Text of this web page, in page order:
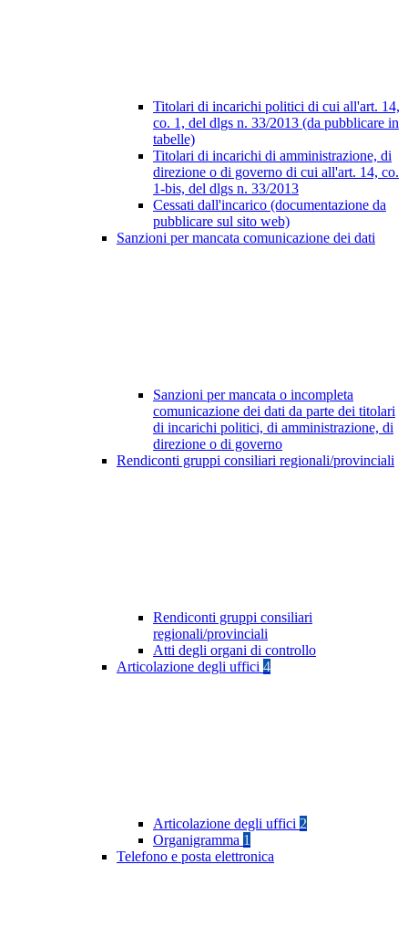
Titolari di incarichi politici di cui all'art. 14,
co. 1, del dlgs n. 33/2013 (da pubblicare in
tabelle)
Titolari di incarichi di amministrazione, di
direzione o di governo di cui all'art. 14, co.
1-bis, del dlgs n. 33/2013
Cessati dall'incarico (documentazione da
pubblicare sul sito web)
Sanzioni per mancata comunicazione dei dati
Sanzioni per mancata o incompleta
comunicazione dei dati da parte dei titolari
di incarichi politici, di amministrazione, di
direzione o di governo
Rendiconti gruppi consiliari regionali/provinciali
Rendiconti gruppi consiliari
regionali/provinciali
Atti degli organi di controllo
Articolazione degli uffici 4
Articolazione degli uffici 2
Organigramma 1
Telefono e posta elettronica